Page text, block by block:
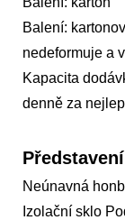
Balení:
nedeformuje a
Kapacita
denně za
Neúnavná
Izolační sklo